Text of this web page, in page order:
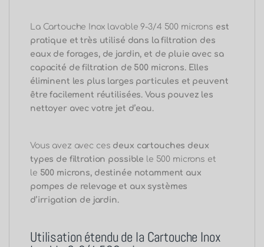
le500 microns,destinée notamment aux
pompes de relevage et aux systèmes
d’irrigation de jardin.
Utilisation étendu de la Cartouche Inox
lavable 9-3/4 500 microns
une fonction bien particulière, elle est
généralement la filtration de premièreligne
c‘est-à-dire c‘est la première cartouche à filtrer
et ainsi de suite d’autres cartouches suivrons,
elle filtre lesgrosses impuretés ou sédiments
lavable 9-3/4 500 microns
esttrès utilisé dans la